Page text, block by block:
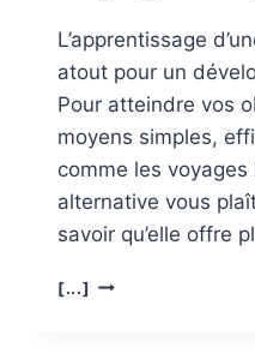
L’apprentissage
atout pour un
Pour atteindre vos
moyens simples,
comme les
alternative vous
savoir qu’elle offre
[...] VOYAGE